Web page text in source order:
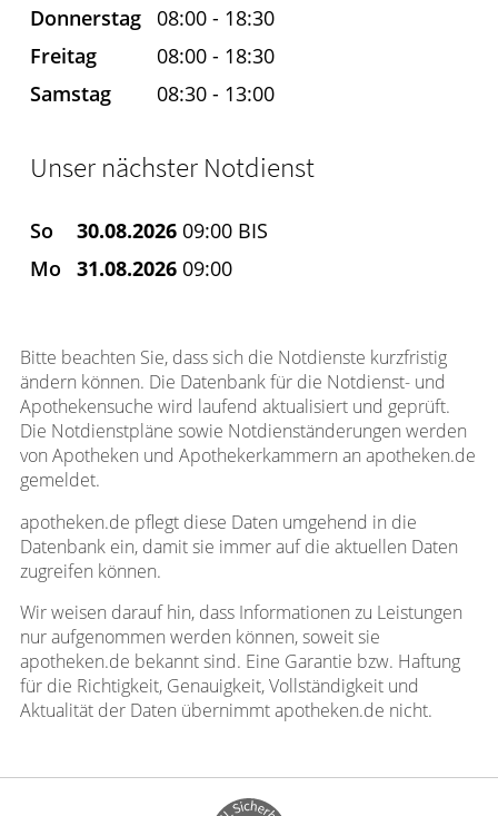
Donnerstag 08:00 - 18:30
Freitag
08:00 - 18:30
Samstag
08:30 - 13:00
Unser nächster Notdienst
So 30.08.202609:00 BIS
Mo
31.08.202609:00
Bitte beachten Sie, dass sich die Notdienste kurzfristig
ändern können. Die Datenbank für die Notdienst- und
Apothekensuche wird laufend aktualisiert und geprüft.
Die Notdienstpläne sowie Notdienständerungen werden
von Apotheken und Apothekerkammern an apotheken.de
gemeldet.
apotheken.de pflegt diese Daten umgehend in die
Datenbank ein, damit sie immer auf die aktuellen Daten
zugreifen können.
Wir weisen darauf hin, dass Informationen zu Leistungen
nur aufgenommen werden können, soweit sie
apotheken.de bekannt sind. Eine Garantie bzw. Haftung
für die Richtigkeit, Genauigkeit, Vollständigkeit und
Aktualität der Daten übernimmt apotheken.de nicht.